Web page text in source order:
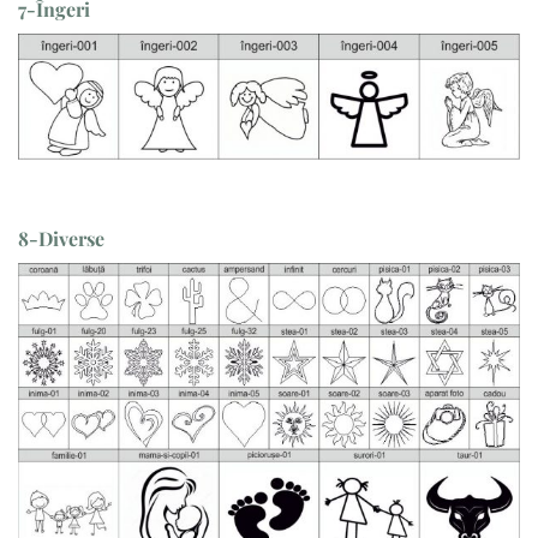
7-Îngeri
8-Diverse